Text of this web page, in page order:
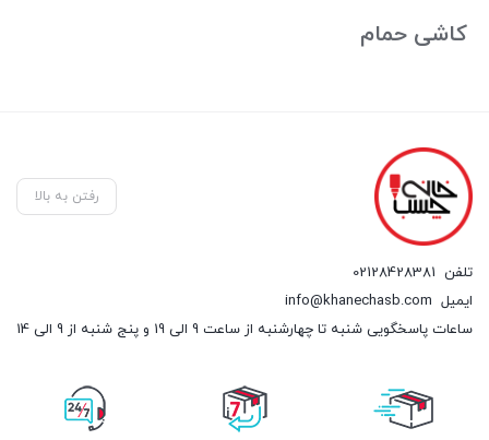
کاشی حمام
رفتن به بالا
تلفن 02128428381
ایمیل info@khanechasb.com
ساعات پاسخگویی شنبه تا چهارشنبه از ساعت 9 الی 19 و پنج شنبه از 9 الی 14